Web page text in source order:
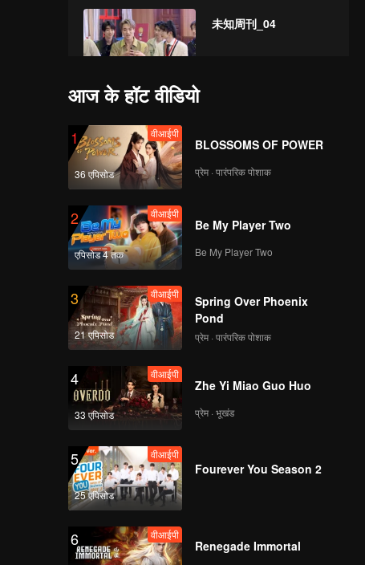
未知周刊_04
EP08播出版（去唱词）
समाप्त
आज के हॉट वीडियो
1
36 एपिसोड
वीआईपी
BLOSSOMS OF POWER
प्रेम · पारंपरिक पोशाक
2
एपिसोड 4 तक
वीआईपी
Be My Player Two
Be My Player Two
3
21 एपिसोड
वीआईपी
Spring Over Phoenix
Pond
प्रेम · पारंपरिक पोशाक
4
33 एपिसोड
वीआईपी
Zhe Yi Miao Guo Huo
प्रेम · भूखंड
5
25 एपिसोड
वीआईपी
Fourever You Season 2
6 वीआईपी
Renegade Immortal